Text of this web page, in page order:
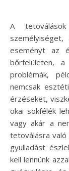
A tetoválások sok ember számára kifejezik a
eseményt az
bőrfelületen,
problémák,
nemcsak
érzéseket,
okai sokfélék
vagy akár a
tetoválásra
gyulladást
kell lennünk